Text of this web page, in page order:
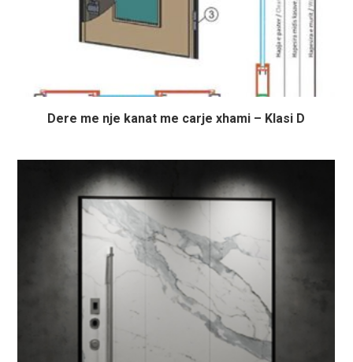
Dere me nje kanat me carje xhami – Klasi D